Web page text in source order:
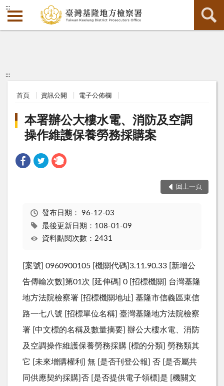
:::
:::
首頁 資訊公開 電子公佈欄
本署辦公大樓水電、消防及空調
操作維護保養勞務採購案
回上一頁
發布日期： 96-12-03
最後更新日期：108-01-09
資料點閱次數：2431
[案號] 0960900105 [機關代碼]3.11.90.33 [新增公
告傳輸次數]第01次 [延伸碼] 0 [招標機關] 台灣基隆
地方法院檢察署 [招標機關地址] 基隆市信義區東信
路一七八號 [招標單位名稱] 臺灣基隆地方法院檢察
署 [中文標的名稱及數量摘要] 辦公大樓水電、消防
及空調操作維護保養勞務採購 [標的分類] 勞務類其
它 [未來增購權利] 無 [是否刊登公報] 否 [是否屬共
同供應契約採購]否 [是否提供電子領標]是 [機關文